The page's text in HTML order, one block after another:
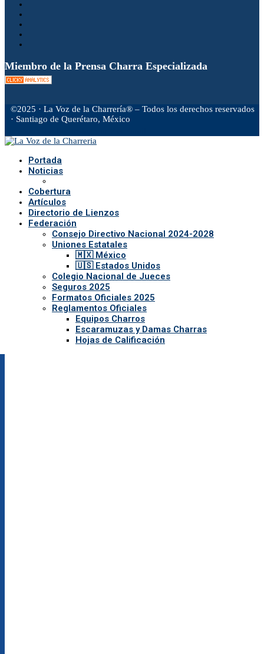
Miembro de la Prensa Charra Especializada
©2025 · La Voz de la Charrería® – Todos los derechos reservados
· Santiago de Querétaro, México
Portada
Noticias
Cobertura
Artículos
Directorio de Lienzos
Federación
Consejo Directivo Nacional 2024-2028
Uniones Estatales
🇲🇽 México
🇺🇸 Estados Unidos
Colegio Nacional de Jueces
Seguros 2025
Formatos Oficiales 2025
Reglamentos Oficiales
Equipos Charros
Escaramuzas y Damas Charras
Hojas de Calificación